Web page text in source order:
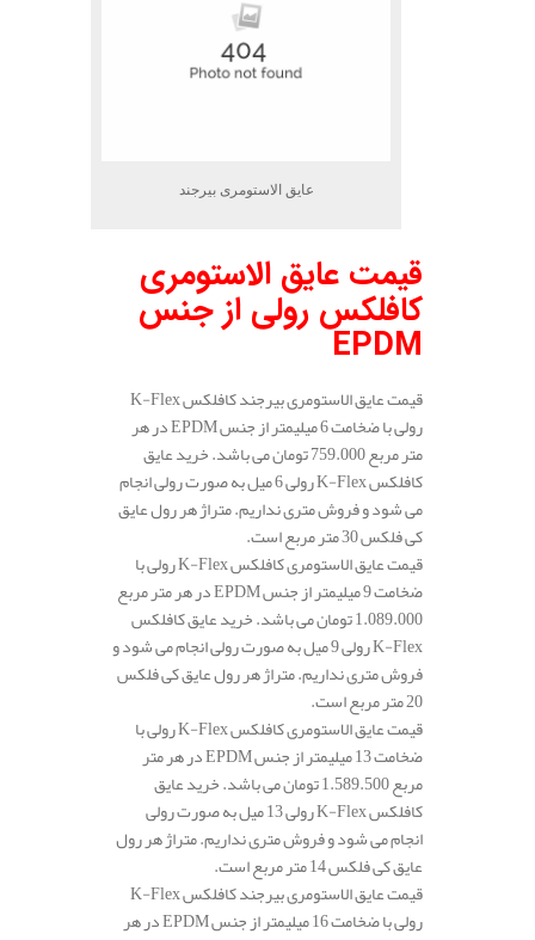
عایق الاستومری بیرجند
قیمت عایق الاستومری
کافلکس رولی از جنس
EPDM
قیمت عایق الاستومری بیرجند کافلکس K-Flex
رولی با ضخامت 6 میلیمتر از جنس EPDM در هر
متر مربع 759.000 تومان می باشد. خرید عایق
کافلکس K-Flex رولی 6 میل به صورت رولی انجام
می شود و فروش متری نداریم. متراژ هر رول عایق
کی فلکس 30 متر مربع است.
قیمت عایق الاستومری کافلکس K-Flex رولی با
ضخامت 9 میلیمتر از جنس EPDM در هر متر مربع
1.089.000 تومان می باشد. خرید عایق کافلکس
K-Flex رولی 9 میل به صورت رولی انجام می شود و
فروش متری نداریم. متراژ هر رول عایق کی فلکس
20 متر مربع است.
قیمت عایق الاستومری کافلکس K-Flex رولی با
ضخامت 13 میلیمتر از جنس EPDM در هر متر
مربع 1.589.500 تومان می باشد. خرید عایق
کافلکس K-Flex رولی 13 میل به صورت رولی
انجام می شود و فروش متری نداریم. متراژ هر رول
عایق کی فلکس 14 متر مربع است.
قیمت عایق الاستومری بیرجند کافلکس K-Flex
رولی با ضخامت 16 میلیمتر از جنس EPDM در هر